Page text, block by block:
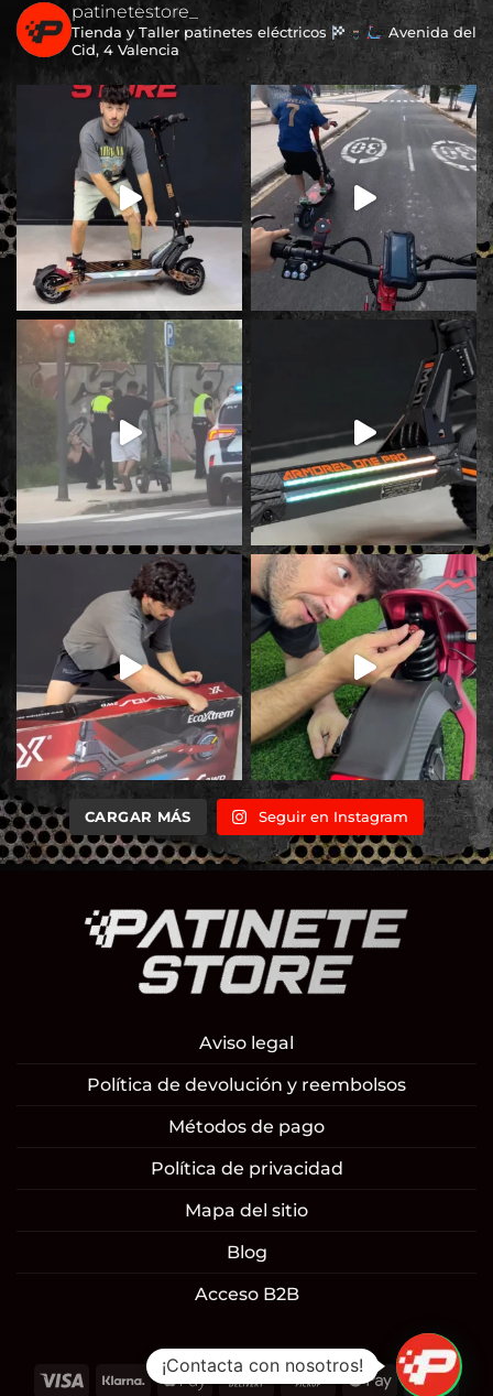
patinetestore_
Tienda y Taller patinetes eléctricos
Avenida del
Cid, 4 Valencia
CARGAR MÁS Seguir en Instagram
Aviso legal
Política de devolución y reembolsos
Métodos de pago
Política de privacidad
Mapa del sitio
Blog
Acceso B2B
Visa Klarna
Apple
Cash
Cash
Google
¡Contacta con nosotros!